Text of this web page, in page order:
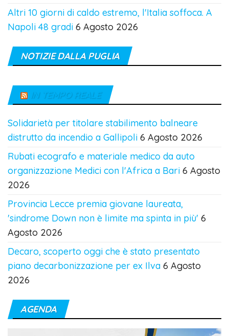
Altri 10 giorni di caldo estremo, l'Italia soffoca. A
Napoli 48 gradi 6 Agosto 2026
NOTIZIE DALLA PUGLIA
IN TEMPO REALE
Solidarietà per titolare stabilimento balneare
distrutto da incendio a Gallipoli 6 Agosto 2026
Rubati ecografo e materiale medico da auto
organizzazione Medici con l'Africa a Bari 6 Agosto
2026
Provincia Lecce premia giovane laureata,
'sindrome Down non è limite ma spinta in più' 6
Agosto 2026
Decaro, scoperto oggi che è stato presentato
piano decarbonizzazione per ex Ilva 6 Agosto
2026
AGENDA